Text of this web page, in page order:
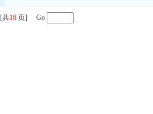
[共16 页] Go